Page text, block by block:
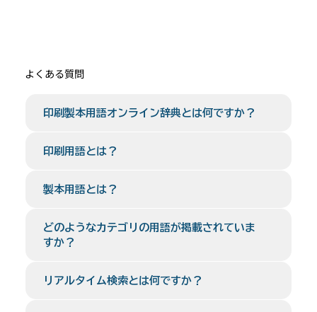
よくある質問
印刷製本用語オンライン辞典とは何ですか？
印刷用語とは？
製本用語とは？
どのようなカテゴリの用語が掲載されていま
すか？
リアルタイム検索とは何ですか？